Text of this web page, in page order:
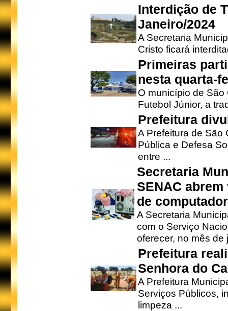
Interdição de
Janeiro/2024
A Secretaria
Cristo ficará
Primeiras
nesta quarta-
O município de
Futebol Júnior, a
Prefeitura
A Prefeitura de São
Pública e Defesa
entre ...
Secretaria
SENAC
de
A Secretaria
com o Serviço
oferecer, no mês de
Prefeitura
Senhora do
A Prefeitura
Serviços Públicos,
limpeza ...